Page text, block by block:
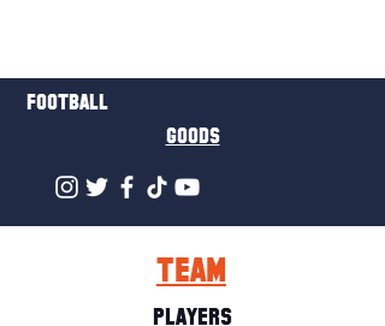
FOOTBALL
GOODS
TEAM
PLAYERS